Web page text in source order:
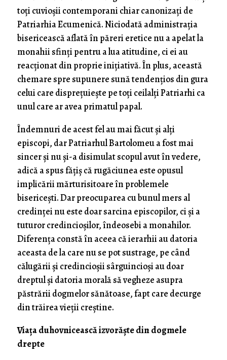
toți cuvioșii contemporani chiar canonizați de
Patriarhia Ecumenică. Niciodată administrația
bisericească aflată în păreri eretice nu a apelat la
monahii sfinți pentru a lua atitudine, ci ei au
reacționat din proprie inițiativă. În plus, această
chemare spre supunere sună tendențios din gura
celui care disprețuiește pe toți ceilalți Patriarhi ca
unul care ar avea primatul papal.
Îndemnuri de acest fel au mai făcut și alți
episcopi, dar Patriarhul Bartolomeu a fost mai
sincer și nu și-a disimulat scopul avut în vedere,
adică a spus fățiș că rugăciunea este opusul
implicării mărturisitoare în problemele
bisericești. Dar preocuparea cu bunul mers al
credinței nu este doar sarcina episcopilor, ci și a
tuturor credincioșilor, îndeosebi a monahilor.
Diferența constă în aceea că ierarhii au datoria
aceasta de la care nu se pot sustrage, pe când
călugării și credincioșii sârguincioși au doar
dreptul și datoria morală să vegheze asupra
păstrării dogmelor sănătoase, fapt care decurge
din trăirea vieții creștine.
Viața duhovnicească izvorăște din dogmele
drepte